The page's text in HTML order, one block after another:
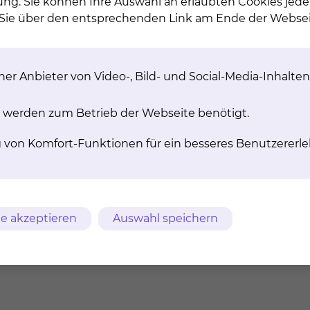
alle Befunde und
interdisziplinäre Vorgehen
den Anforderungen der
über den entsprechenden Link am Ende der
Anbieter von Video-, Bild- und Social-Media-
werden zum Betrieb der Webseite benötigt.
Komfort-Funktionen für ein besseres
akzeptieren Auswahl speichern